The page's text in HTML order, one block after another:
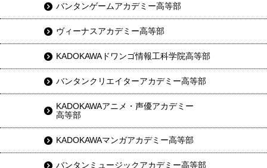
バンタンゲームアカデミー高等部
ヴィーナスアカデミー高等部
KADOKAWAドワンゴ情報工科学院高等部
バンタンクリエイターアカデミー高等部
KADOKAWAアニメ・声優アカデミー
高等部
KADOKAWAマンガアカデミー高等部
バンタンミュージックアカデミー高等部